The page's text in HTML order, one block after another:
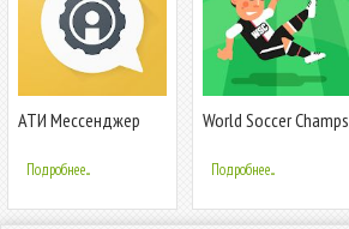
АТИ Мессенджер
Подробнее...
World Soccer Champs
Подробнее...